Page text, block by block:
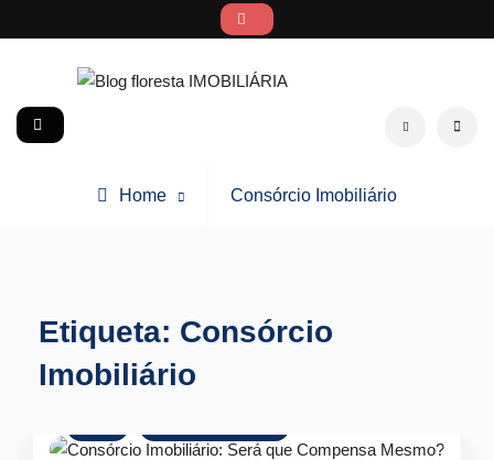
to
Blog floresta IMOBILIÁRIA Search social
Home
Posts
Consórcio Imobiliário
Etiqueta: Consórcio
Imobiliário